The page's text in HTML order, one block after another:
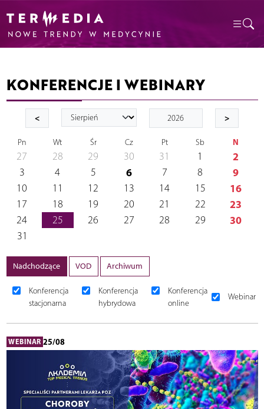
KONFERENCJE I WEBINARY
< >
Pn
27
Wt
28
Śr
29
Cz
30
Pt
31
Sb
1
N
2
3 4 5 6 7 8 9
10 11 12 13 14 15 16
17 18 19 20 21 22 23
24 25 26 27 28 29 30
31
Nadchodzące VOD Archiwum
Konferencja
stacjonarna
Konferencja
hybrydowa
Konferencja
online
Webinar
WEBINAR 25/08